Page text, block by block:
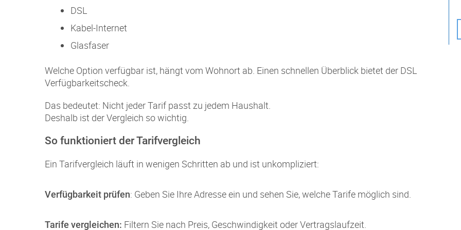
DSL
Kabel-Internet
Glasfaser
Welche Option verfügbar ist, hängt vom Wohnort ab. Einen schnellen Überblick bietet der DSL
Verfügbarkeitscheck.
Das bedeutet: Nicht jeder Tarif passt zu jedem Haushalt.
Deshalb ist der Vergleich so wichtig.
So funktioniert der Tarifvergleich
Ein Tarifvergleich läuft in wenigen Schritten ab und ist unkompliziert:
Verfügbarkeit prüfen: Geben Sie Ihre Adresse ein und sehen Sie, welche Tarife möglich sind.
Tarife vergleichen: Filtern Sie nach Preis, Geschwindigkeit oder Vertragslaufzeit.